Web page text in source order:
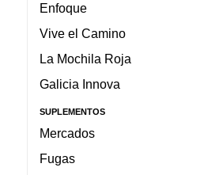
Enfoque
Vive el Camino
La Mochila Roja
Galicia Innova
SUPLEMENTOS
Mercados
Fugas